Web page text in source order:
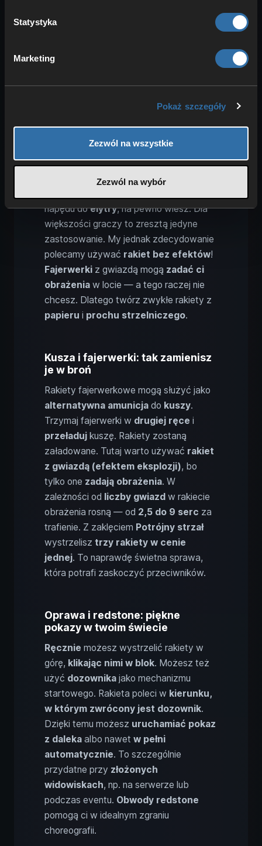
Statystyka
Marketing
Pokaż szczegóły
Zezwól na wszystkie
Zezwól na wybór
napędu doelytry, na pewno wiesz. Dla
większości graczy to zresztą jedyne
zastosowanie. My jednak zdecydowanie
polecamy używać rakiet bez efektów!
Fajerwerki z gwiazdą mogą zadać ci
obrażenia w locie — a tego raczej nie
chcesz. Dlatego twórz zwykłe rakiety z
papieru i prochu strzelniczego.
Kusza i fajerwerki: tak zamienisz
je w broń
Rakiety fajerwerkowe mogą służyć jako
alternatywna amunicja do kuszy.
Trzymaj fajerwerki w drugiej ręce i
przeładuj kuszę. Rakiety zostaną
załadowane. Tutaj warto używać rakiet
z gwiazdą (efektem eksplozji), bo
tylko one zadają obrażenia. W
zależności od liczby gwiazd w rakiecie
obrażenia rosną — od 2,5 do 9 serc za
trafienie. Z zaklęciem Potrójny strzał
wystrzelisz trzy rakiety w cenie
jednej. To naprawdę świetna sprawa,
która potrafi zaskoczyć przeciwników.
Oprawa i redstone: piękne
pokazy w twoim świecie
Ręcznie możesz wystrzelić rakiety w
górę, klikając nimi w blok. Możesz też
użyć dozownika jako mechanizmu
startowego. Rakieta poleci w kierunku,
w którym zwrócony jest dozownik.
Dzięki temu możesz uruchamiać pokaz
z daleka albo nawet w pełni
automatycznie. To szczególnie
przydatne przy złożonych
widowiskach, np. na serwerze lub
podczas eventu. Obwody redstone
pomogą ci w idealnym zgraniu
choreografii.